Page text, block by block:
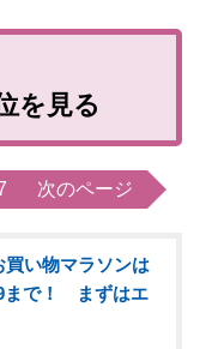
を見る
次のページ
買い物マラソンは
まで！ まずはエ